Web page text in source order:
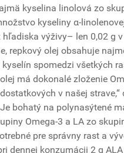
kyselina linolová zo
kyseliny α-
hľadiska výživy– len 0,02 g
repkový olej obsahuje
spomedzi všetkých
má dokonalé zloženie
v našej strave,“
bohatý na polynasýtené
Omega-3 a LA zo
pre správny rast a
dennej konzumácii 2 g